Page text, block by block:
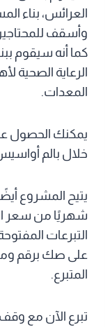
العرائس، بناء
وأسقف
كما أنه سيقوم
الرعاية الصحية
المعدات.
يمكنك الحصول
خلال بالم
شهريًا من سعر
على صك برقم
المتبرع.
تبرع الآن مع وقف